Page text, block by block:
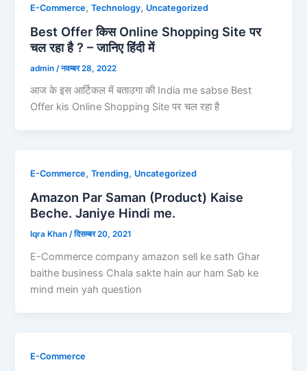
E-Commerce,Technology, Uncategorized
Best Offer किस Online Shopping Site पर
चल रहा है ? – जानिए हिंदी में
admin /नवम्बर 28, 2022
आज के इस आर्टिकल में बताउगा की India me sabse Best
Offer kis Online Shopping Site पर चल रहा है
E-Commerce,Trending, Uncategorized
Amazon Par Saman (Product) Kaise
Beche. Janiye Hindi me.
Iqra Khan/दिसम्बर 20, 2021
E-Commerce company amazon sell ke sath Ghar
baithe business Chala sakte hain aur ham Sab ke
mind mein yah question
E-Commerce